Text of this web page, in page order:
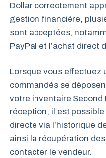
Dollar correctement
gestion financière,
sont acceptées,
PayPal et l’achat direct
Lorsque vous effectuez
commandés se
votre inventaire Second
réception, il est
directe via l’historique
ainsi la récupération
contacter le vendeur.